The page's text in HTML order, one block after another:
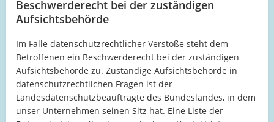
Beschwerderecht bei der zuständigen
Aufsichtsbehörde
Im Falle datenschutzrechtlicher Verstöße steht dem
Betroffenen ein Beschwerderecht bei der zuständigen
Aufsichtsbehörde zu. Zuständige Aufsichtsbehörde in
datenschutzrechtlichen Fragen ist der
Landesdatenschutzbeauftragte des Bundeslandes, in dem
unser Unternehmen seinen Sitz hat. Eine Liste der